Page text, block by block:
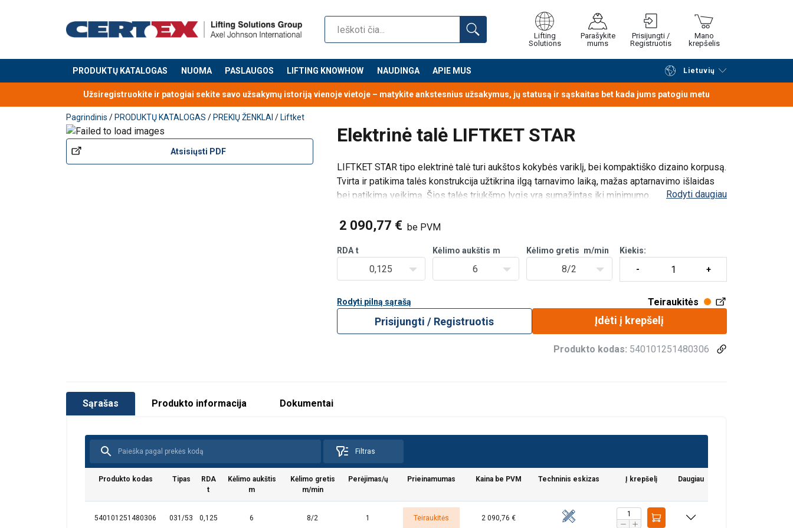
Lifting
Solutions
Parašykite
mums
Prisijungti /
Registruotis
Mano
krepšelis
PRODUKTŲ KATALOGAS NUOMA PASLAUGOS LIFTING KNOWHOW NAUDINGA APIE MUS Lietuvių
Produktas buvo pridėtas prie jūsų užklausos Tęsti naršymą Tęsti pirkimą
Užsiregistruokite ir patogiai sekite savo užsakymų istoriją vienoje vietoje – matykite ankstesnius užsakymus, jų statusą ir sąskaitas bet kada jums patogiu metu
Pagrindinis / PRODUKTŲ KATALOGAS / PREKIŲ ŽENKLAI / Liftket
Elektrinė talė LIFTKET STAR
Atsisiųsti PDF
LIFTKET STAR tipo elektrinė talė turi aukštos kokybės variklį, bei kompaktiško dizaino korpusą.
Tvirta ir patikima talės konstrukcija užtikrina ilgą tarnavimo laiką, mažas aptarnavimo išlaidas
bei patikimą veikimą. Šios talės triukšmo lygis yra sumažintas iki minimumo.
Rodyti daugiau
2 090,77 € be PVM
RDA t
0,125
Kėlimo aukštis m
6
Kėlimo gretis m/min
8/2
Kiekis:
Rodyti pilną sąrašą Teiraukitės
Prisijungti / Registruotis Įdėti į krepšelį
Produkto kodas: 540101251480306
Sąrašas Produkto informacija Dokumentai
Filtras
Produkto kodas Tipas
RDA
t
Kėlimo aukštis
m
Kėlimo gretis
m/min
Perėjimas/ų Prieinamumas Kaina be PVM Techninis eskizas Į krepšelį Daugiau
540101251480306 031/53 0,125 6 8/2 1 Teiraukitės 2 090,76 €